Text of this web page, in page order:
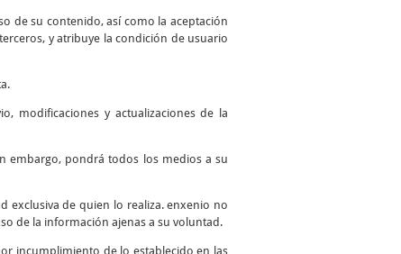
de su contenido, así como la aceptación
y atribuye la condición de usuario
modificaciones y actualizaciones de la
embargo, pondrá todos los medios a su
exclusiva de quien lo realiza. enxenio no
de la información ajenas a su voluntad.
incumplimiento de lo establecido en las